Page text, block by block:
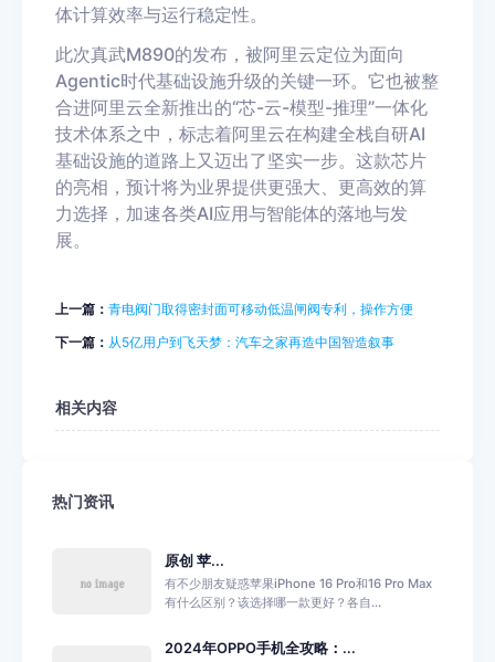
体计算效率与运行稳定性。
此次真武M890的发布，被阿里云定位为面向
Agentic时代基础设施升级的关键一环。它也被整
合进阿里云全新推出的“芯-云-模型-推理”一体化
技术体系之中，标志着阿里云在构建全栈自研AI
基础设施的道路上又迈出了坚实一步。这款芯片
的亮相，预计将为业界提供更强大、更高效的算
力选择，加速各类AI应用与智能体的落地与发
展。
上一篇： 青电阀门取得密封面可移动低温闸阀专利，操作方便
下一篇： 从5亿用户到飞天梦：汽车之家再造中国智造叙事
相关内容
热门资讯
原创 苹...
有不少朋友疑惑苹果iPhone 16 Pro和16 Pro Max
有什么区别？该选择哪一款更好？各自...
2024年OPPO手机全攻略：...